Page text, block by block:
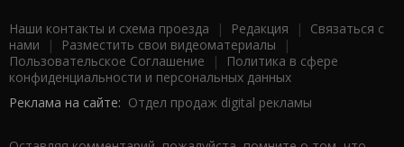
Наши контакты и схема проезда | Редакция | Связаться с
нами | Разместить свои видеоматериалы |
Пользовательское Соглашение |
Политика в сфере
конфиденциальности и персональных данных
Реклама на сайте: Отдел продаж digital рекламы